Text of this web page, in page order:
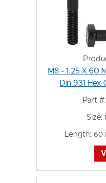
M8 - 1.25 X 60
Din 931 Hex
Part #:
Size:
Length: 60